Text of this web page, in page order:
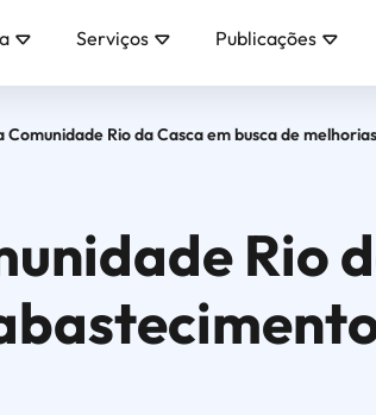
Serviços Publicações
Comunidade Rio da Casca em busca de
Rio